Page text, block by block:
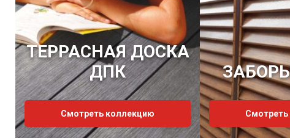
ТЕРРАСНАЯ ДОСКА
ДПК
Смотреть коллекцию